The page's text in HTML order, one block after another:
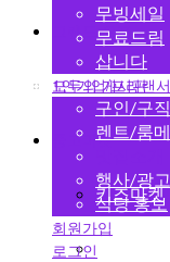
그랜드 오픈
1인기업/프리랜서
중고마켓
키즈마켓
무빙세일
무료드림
삽니다
모두의 게시판
구인/구직
렌트/룸메
행사/광고
식당 홍보
회원가입
로그인